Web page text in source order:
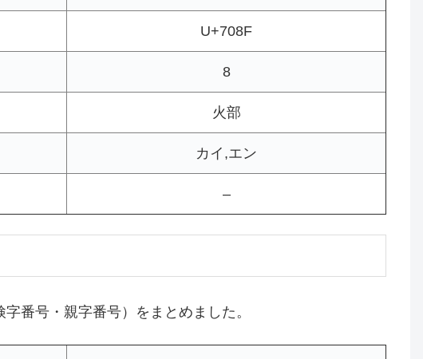
U+708F
8
火部
カイ,エン
–
番号・親字番号）をまとめました。